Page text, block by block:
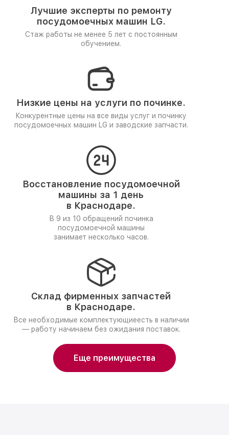
Лучшие эксперты по ремонту
посудомоечных машин LG.
Стаж работы не менее 5 лет с постоянным
обучением.
Низкие цены на услуги по починке.
Конкурентные цены на все виды услуг и починку
посудомоечных машин LG и заводские запчасти.
Восстановление посудомоечной
машины за 1 день
в Краснодаре.
В 9 из 10 обращений починка
посудомоечной машины
занимает несколько часов.
Склад фирменных запчастей
в Краснодаре.
Все необходимые комплектующиеесть в наличии
— работу начинаем без ожидания поставок.
Еще преимущества